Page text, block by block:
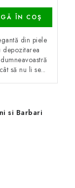
ÎN COŞ
din piele
depozitarea
să nu li se...
si Barbari